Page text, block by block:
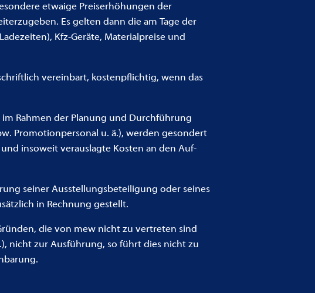
etwaige Preiserhöhungen der
Es gelten dann die am Tage der
Kfz-Geräte, Materialpreise und
vereinbart, kostenpflichtig, wenn das
Rahmen der Planung und Durchführung
Promotionpersonal u. ä.), werden gesondert
insoweit verauslagte Kosten an den Auf-
seiner Ausstellungsbeteiligung oder seines
in Rechnung gestellt.
die von mew nicht zu vertreten sind
nicht zur Ausführung, so führt dies nicht zu